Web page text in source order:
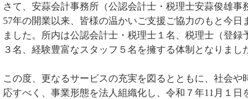
さて、安蒜会計事務所（公認会計士・税理士安蒜俊雄事
57年の開業以来、皆様の温かいご支援ご協力のもと今日
ました。所内は公認会計士・税理士１名、税理士（登録
３名、経験豊富なスタッフ５名を擁する体制となりまし
この度、更なるサービスの充実を図るとともに、社会や
応すべく、事業形態を法人組織化し、令和７年11 月１日